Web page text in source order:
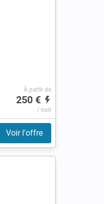
À partir de
250 €
/ nuit
Voir l'offre